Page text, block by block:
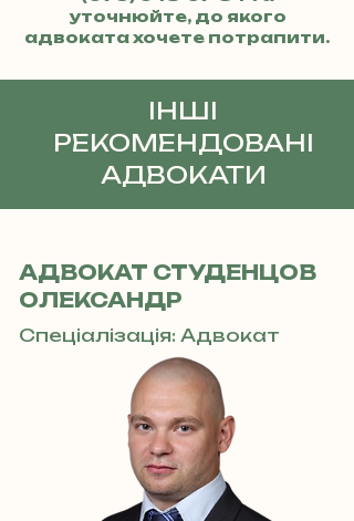
уточнюйте, до якого
адвоката хочете потрапити.
ІНШІ
РЕКОМЕНДОВАНІ
АДВОКАТИ
АДВОКАТ СТУДЕНЦОВ
ОЛЕКСАНДР
Спеціалізація: Адвокат